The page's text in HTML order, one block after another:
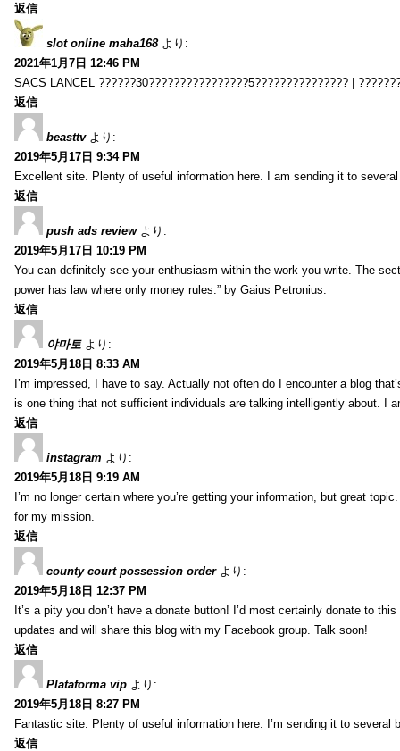
返信
slot online maha168 より:
2021年1月7日 12:46 PM
SACS LANCEL ??????30????????????????5??????????????? |
返信
beasttv より:
2019年5月17日 9:34 PM
Excellent site. Plenty of useful information here. I am sending it to
返信
push ads review より:
2019年5月17日 10:19 PM
You can definitely see your enthusiasm within the work you write. The
power has law where only money rules.” by Gaius Petronius.
返信
야마토 より:
2019年5月18日 8:33 AM
I’m impressed, I have to say. Actually not often do I encounter a blog
is one thing that not sufficient individuals are talking intelligently about. I
返信
instagram より:
2019年5月18日 9:19 AM
I’m no longer certain where you’re getting your information, but great
for my mission.
返信
county court possession order より:
2019年5月18日 12:37 PM
It’s a pity you don’t have a donate button! I’d most certainly donate to
updates and will share this blog with my Facebook group. Talk soon!
返信
Plataforma vip より:
2019年5月18日 8:27 PM
Fantastic site. Plenty of useful information here. I’m sending it to
返信